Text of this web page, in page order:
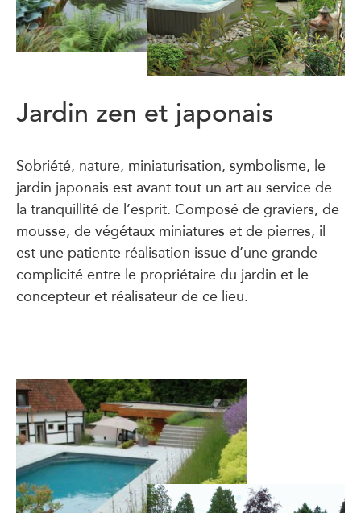
Jardin zen et japonais
Sobriété, nature, miniaturisation, symbolisme, le
jardin japonais est avant tout un art au service de
la tranquillité de l’esprit. Composé de graviers, de
mousse, de végétaux miniatures et de pierres, il
est une patiente réalisation issue d’une grande
complicité entre le propriétaire du jardin et le
concepteur et réalisateur de ce lieu.